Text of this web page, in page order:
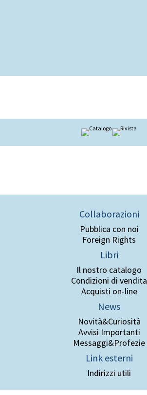
Collaborazioni
Pubblica con noi
Foreign Rights
Libri
Il nostro catalogo
Condizioni di vendita
Acquisti on-line
News
Novità&Curiosità
Avvisi Importanti
Messaggi&Profezie
Link esterni
Indirizzi utili